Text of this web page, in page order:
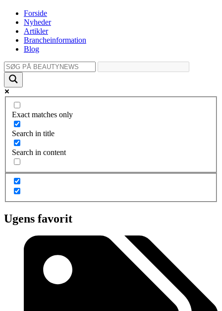
Forside
Nyheder
Artikler
Brancheinformation
Blog
Exact matches only
Search in title
Search in content
Ugens favorit